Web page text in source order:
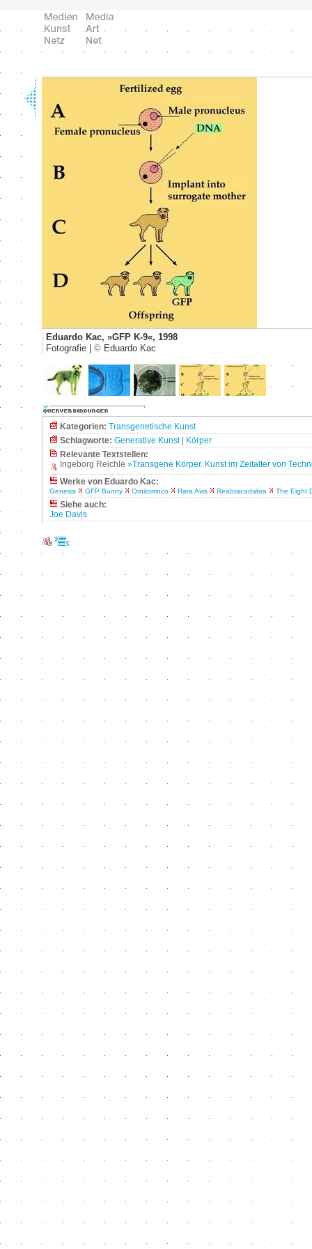
Eduardo Kac, »GFP K-9«, 1998
Fotografie | © Eduardo Kac
Kategorien: Transgenetische Kunst
Schlagworte: Generative Kunst|
Körper
Relevante Textstellen:
Ingeborg Reichle »Transgene Körper. Kunst im Zeitalter von
Werke von Eduardo Kac:
Genesis GFP Bunny Ornitorrinco Rara Avis Reabracadabra The Eight
Siehe auch:
Joe Davis